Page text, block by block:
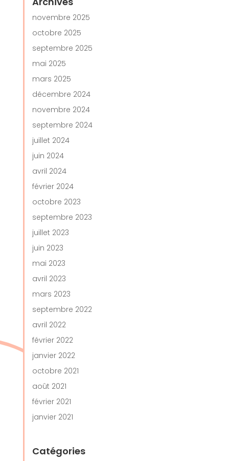
novembre 2025
octobre 2025
septembre 2025
mai 2025
mars 2025
décembre 2024
novembre 2024
septembre 2024
juillet 2024
juin 2024
avril 2024
février 2024
octobre 2023
septembre 2023
juillet 2023
juin 2023
mai 2023
avril 2023
mars 2023
septembre 2022
avril 2022
février 2022
janvier 2022
octobre 2021
août 2021
février 2021
janvier 2021
Catégories